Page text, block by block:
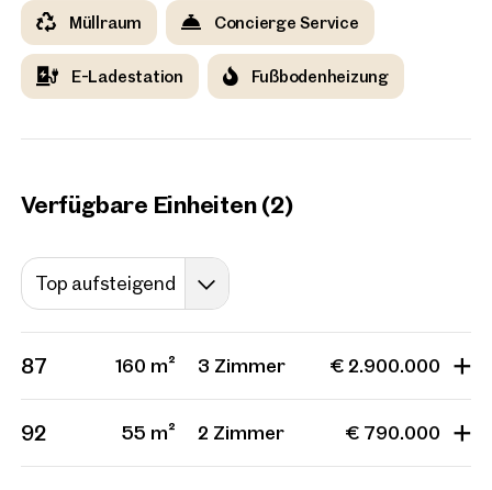
Müllraum Concierge Service
E-Ladestation Fußbodenheizung
Verfügbare Einheiten (2)
Top aufsteigend
87 160 m² 3 Zimmer € 2.900.000
92 55 m² 2 Zimmer € 790.000